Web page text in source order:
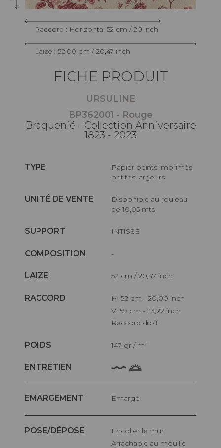
Raccord : Horizontal 52 cm / 20 inch
Laize : 52,00 cm / 20,47 inch
FICHE PRODUIT
URSULINE
BP362001 - Rouge
Braquenié - Collection Anniversaire
1823 - 2023
TYPE
Papier peints imprimés
petites largeurs
UNITÉ DE VENTE
Disponible au rouleau
de 10,05 mts
SUPPORT INTISSE
COMPOSITION -
LAIZE 52 cm / 20,47 inch
RACCORD
H: 52 cm - 20,00 inch
V: 59 cm - 23,22 inch
Raccord droit
POIDS 147 gr / m²
ENTRETIEN
EMARGEMENT Emargé
POSE/DÉPOSE
Encoller le mur
Arrachable au mouillé